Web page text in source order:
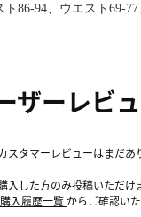
86-94、ウエスト69-
ザーレビ
スタマーレビューはまだあ
入した方のみ投稿いただけ
購入履歴一覧 からご確認いた